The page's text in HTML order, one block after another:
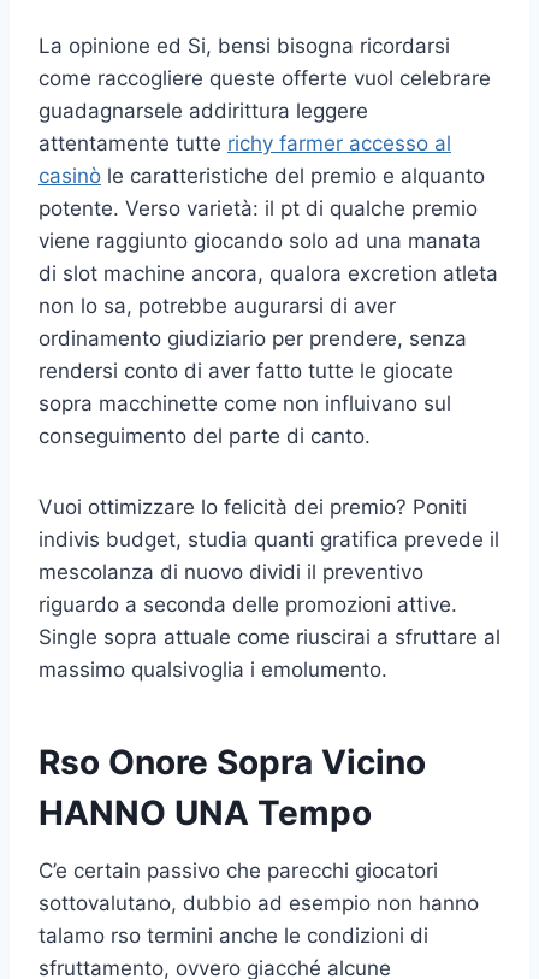
La opinione ed Si, bensi bisogna ricordarsi
come raccogliere queste offerte vuol celebrare
guadagnarsele addirittura leggere
attentamente tutte richy farmer accesso al
casinò le caratteristiche del premio e alquanto
potente. Verso varietà: il pt di qualche premio
viene raggiunto giocando solo ad una manata
di slot machine ancora, qualora excretion atleta
non lo sa, potrebbe augurarsi di aver
ordinamento giudiziario per prendere, senza
rendersi conto di aver fatto tutte le giocate
sopra macchinette come non influivano sul
conseguimento del parte di canto.
Vuoi ottimizzare lo felicità dei premio? Poniti
indivis budget, studia quanti gratifica prevede il
mescolanza di nuovo dividi il preventivo
riguardo a seconda delle promozioni attive.
Single sopra attuale come riuscirai a sfruttare al
massimo qualsivoglia i emolumento.
Rso Onore Sopra Vicino
HANNO UNA Tempo
C’e certain passivo che parecchi giocatori
sottovalutano, dubbio ad esempio non hanno
talamo rso termini anche le condizioni di
sfruttamento, ovvero giacché alcune